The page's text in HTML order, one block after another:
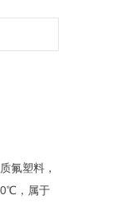
氟塑料，
，属于